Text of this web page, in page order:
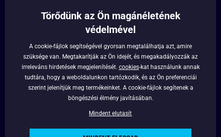
KAPCSOLAT
info@legyferfi.hu
FONTOS INFORMÁCIÓK
RÓLUNK
Törődünk az Ön magánéletének
védelmével
A cookie-fájlok segítségével gyorsan megtalálhatja azt, amire
szüksége van. Megtakarítják az Ön idejét, és megakadályozzák az
irreleváns hirdetések megjelenítését. cookies-kat használunk annak
tudtára, hogy a weboldalunkon tartózkodik, és az Ön preferenciái
szerint jelenítjük meg termékeinket. A cookie-fájlok segítenek a
böngészési élmény javításában.
Mindent elutasít